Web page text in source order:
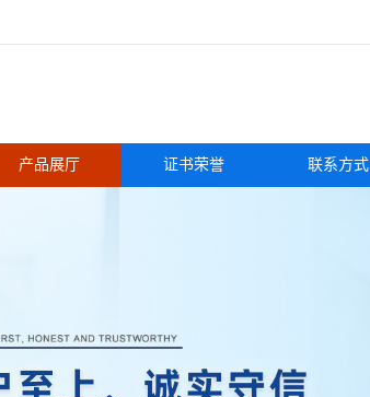
产品展厅 证书荣誉 联系方式